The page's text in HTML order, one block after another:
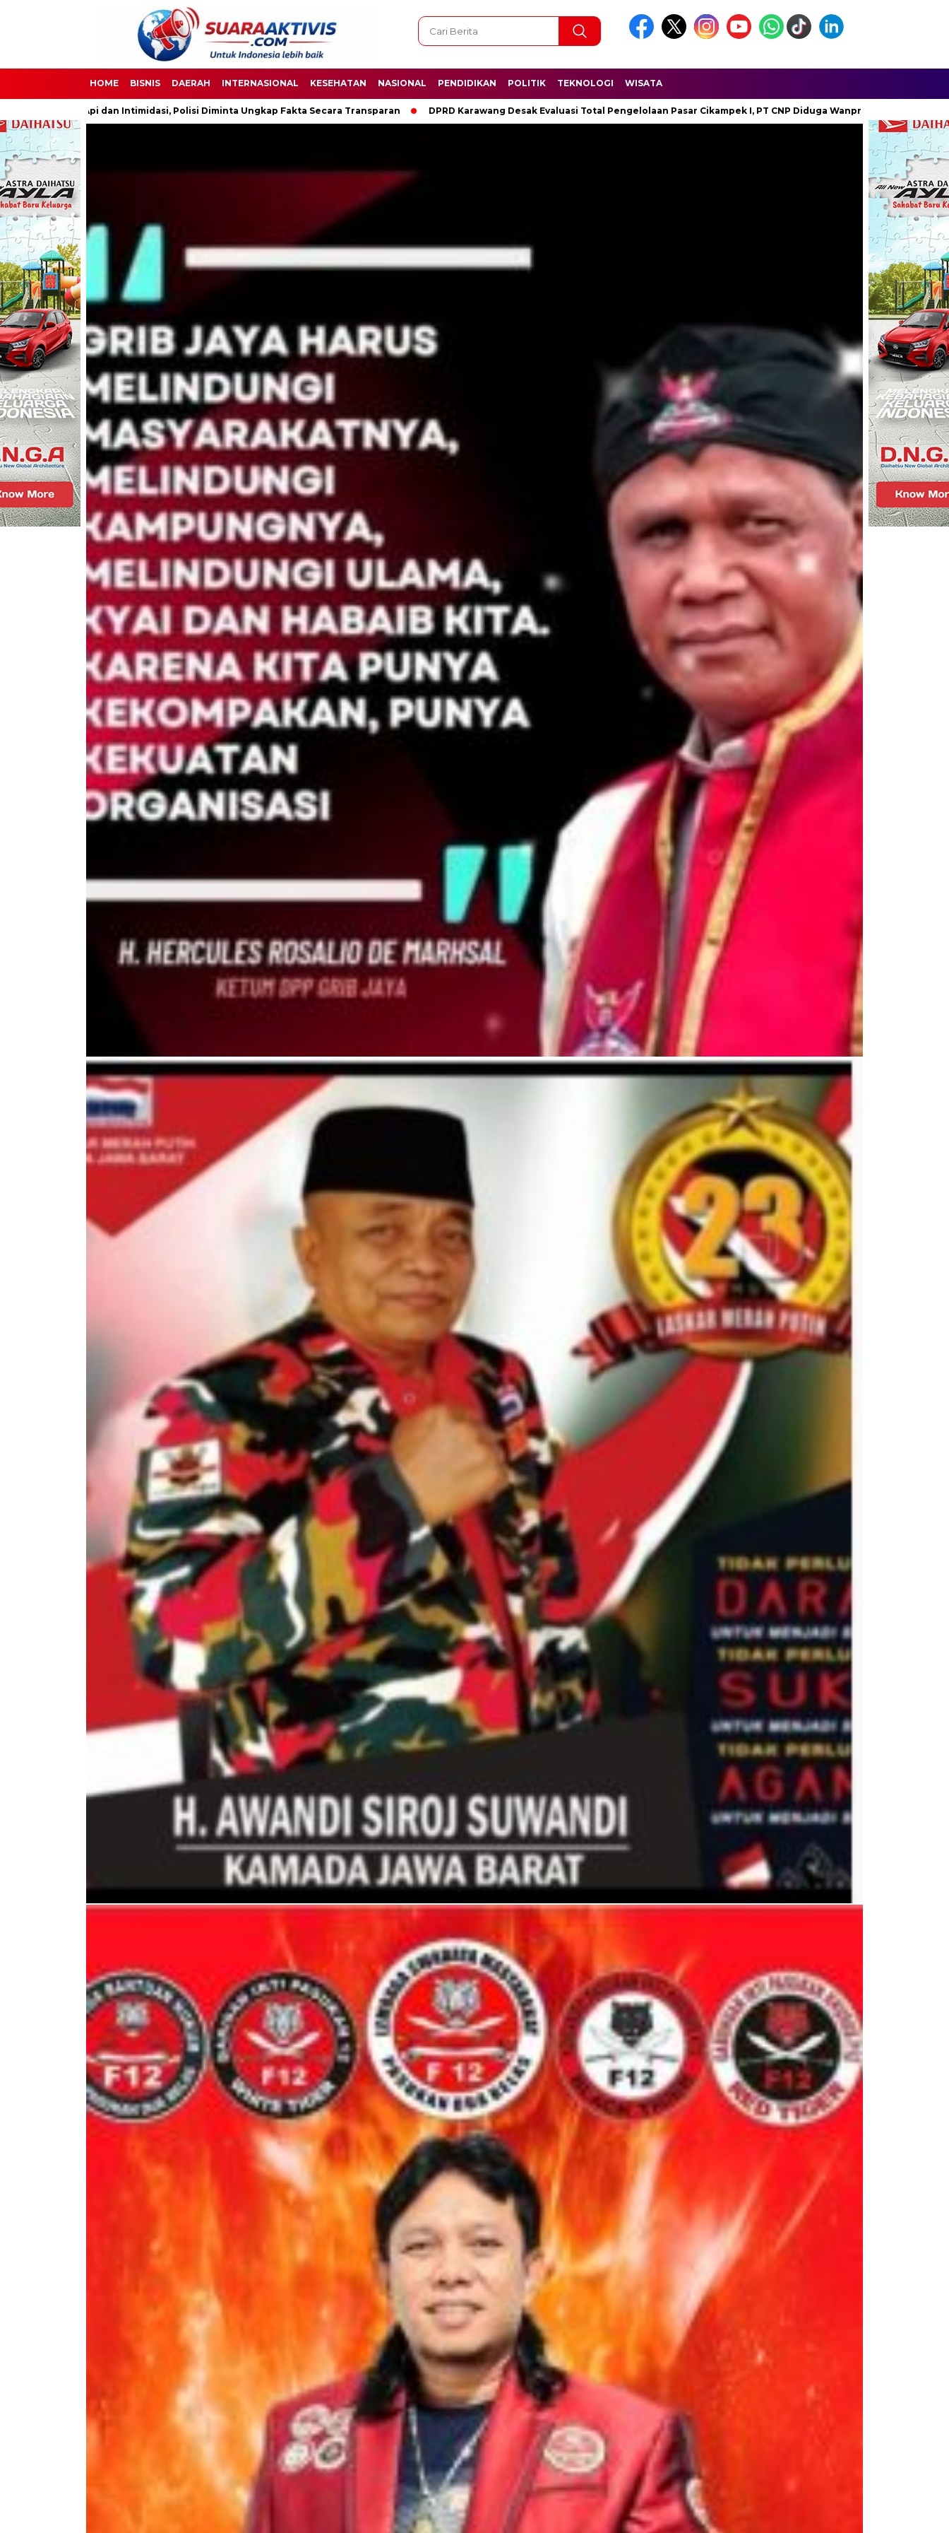
HOME BISNIS DAERAH INTERNASIONAL KESEHATAN NASIONAL PENDIDIKAN POLITIK TEKNOLOGI WISATA
Polisi Diminta Ungkap Fakta Secara Transparan DPRD Karawang Desak Evaluasi Total Pengelolaan Pasar Cikampek I, PT CNP Diduga Wanprestasi Rp7,7 Miliar Hendra Arya